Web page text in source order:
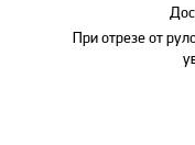
При отрезе от